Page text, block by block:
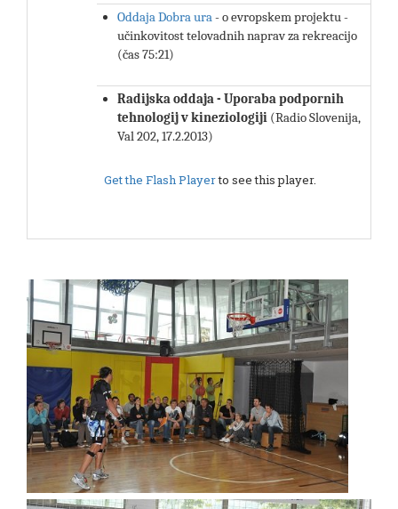
Oddaja Dobra ura- o evropskem projektu -
učinkovitost telovadnih naprav za rekreacijo
(čas 75:21)
Radijska oddaja - Uporaba podpornih
tehnologij v kineziologiji(Radio Slovenija,
Val 202, 17.2.2013)
Get the Flash Playerto see this player.